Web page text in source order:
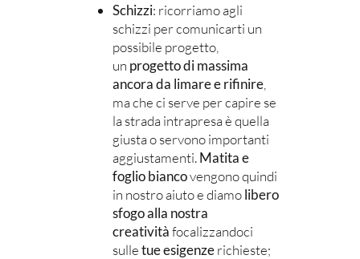
Schizzi: ricorriamo agli
schizzi per comunicarti un
possibile progetto,
un progetto di massima
ancora da limare e rifinire,
ma che ci serve per capire se
la strada intrapresa è quella
giusta o servono importanti
aggiustamenti.Matita e
foglio biancovengono quindi
in nostro aiuto e diamolibero
sfogo alla nostra
creativitàfocalizzandoci
sulletue esigenzerichieste;